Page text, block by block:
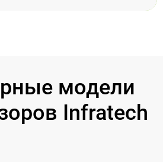
модели
Infratech